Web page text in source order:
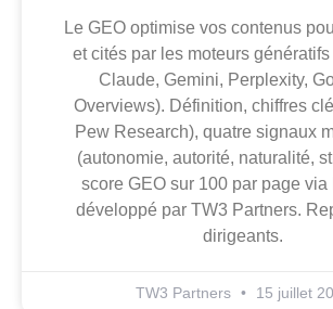
Le GEO optimise vos contenus
et cités par les moteurs génératifs
Claude, Gemini, Perplexity,
Overviews). Définition, chiffres
Pew Research), quatre signaux
(autonomie, autorité, naturalité,
score GEO sur 100 par page via
développé par TW3 Partners.
dirigeants.
TW3 Partners 15 juillet